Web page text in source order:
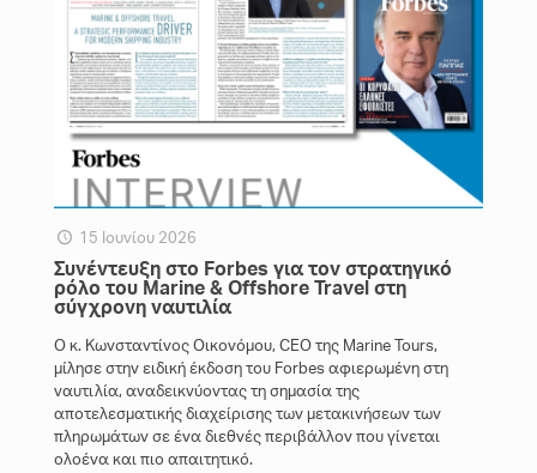
15 Ιουνίου 2026
Συνέντευξη στο Forbes για τον στρατηγικό
ρόλο του Marine & Offshore Travel στη
σύγχρονη ναυτιλία
Ο κ. Κωνσταντίνος Οικονόμου, CEO της Marine Tours,
μίλησε στην ειδική έκδοση του Forbes αφιερωμένη στη
ναυτιλία, αναδεικνύοντας τη σημασία της
αποτελεσματικής διαχείρισης των μετακινήσεων των
πληρωμάτων σε ένα διεθνές περιβάλλον που γίνεται
ολοένα και πιο απαιτητικό.